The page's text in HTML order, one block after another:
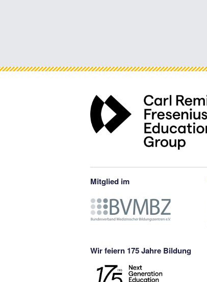
Mitglied im
Wir feiern 175 Jahre Bildung